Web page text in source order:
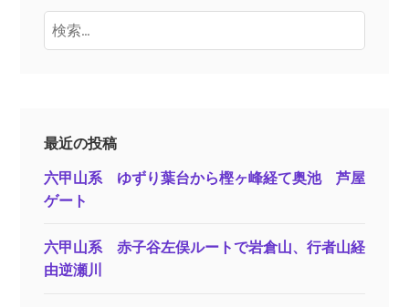
検
索:
最近の投稿
六甲山系 ゆずり葉台から樫ヶ峰経て奥池 芦屋
ゲート
六甲山系 赤子谷左俣ルートで岩倉山、行者山経
由逆瀬川